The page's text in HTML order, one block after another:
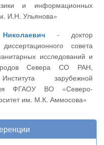
и информационных
И.Н. Ульянова»
совета
исследований и
Севера СО РАН,
зарубежной
ФГАОУ ВО «Северо-
им. М.К. Аммосова»